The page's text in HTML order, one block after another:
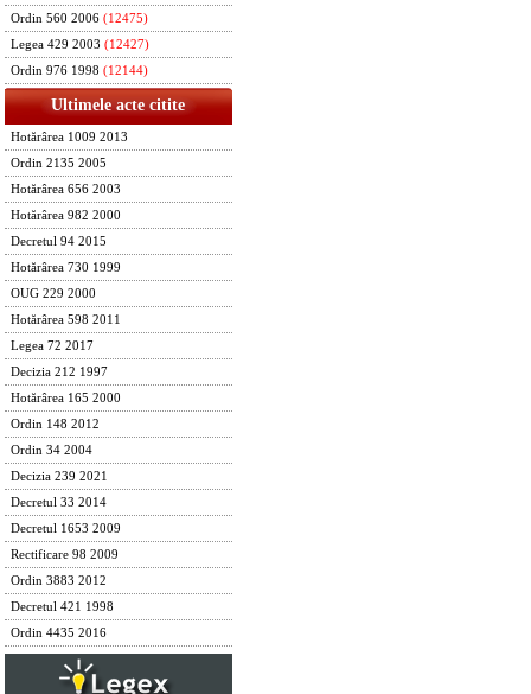
Ordin 560 2006 (12475)
Legea 429 2003 (12427)
Ordin 976 1998 (12144)
Ultimele acte citite
Hotărârea 1009 2013
Ordin 2135 2005
Hotărârea 656 2003
Hotărârea 982 2000
Decretul 94 2015
Hotărârea 730 1999
OUG 229 2000
Hotărârea 598 2011
Legea 72 2017
Decizia 212 1997
Hotărârea 165 2000
Ordin 148 2012
Ordin 34 2004
Decizia 239 2021
Decretul 33 2014
Decretul 1653 2009
Rectificare 98 2009
Ordin 3883 2012
Decretul 421 1998
Ordin 4435 2016